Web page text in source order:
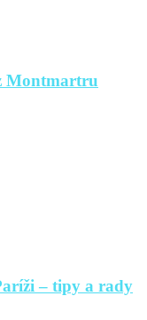
Montmartru
– tipy a rady